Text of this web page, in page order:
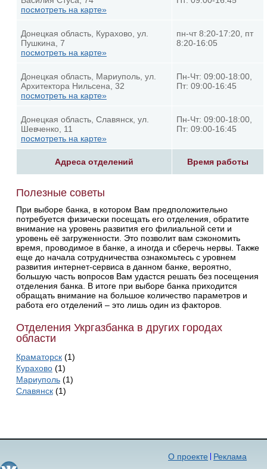
Адреса отделений Время работы
посмотреть на карте»
Донецкая область, Курахово, ул.
Пушкина, 7
посмотреть на карте»
пн-чт 8:20-17:20, пт
8:20-16:05
Донецкая область, Мариуполь, ул.
Архитектора Нильсена, 32
посмотреть на карте»
Пн-Чт: 09:00-18:00,
Пт: 09:00-16:45
Донецкая область, Славянск, ул.
Шевченко, 11
посмотреть на карте»
Пн-Чт: 09:00-18:00,
Пт: 09:00-16:45
Полезные советы
При выборе банка, в котором Вам предположительно
потребуется физически посещать его отделения, обратите
внимание на уровень развития его филиальной сети и
уровень её загруженности. Это позволит вам сэкономить
время, проводимое в банке, а иногда и сберечь нервы. Также
еще до начала сотрудничества ознакомьтесь с уровнем
развития интернет-сервиса в данном банке, вероятно,
большую часть вопросов Вам удастся решать без посещения
отделения банка. В итоге при выборе банка приходится
обращать внимание на большое количество параметров и
работа его отделений – это лишь один из факторов.
Отделения Укргазбанка в других городах
области
Краматорск(1)
Курахово(1)
Мариуполь(1)
Славянск(1)
Реклама
О проекте